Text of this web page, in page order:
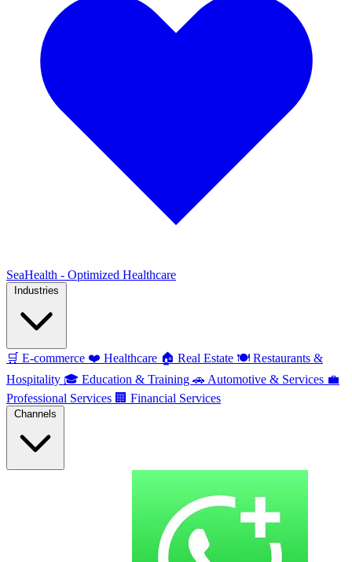
SeaHealth - Optimized Healthcare
🛒 E-commerce ❤️ Healthcare 🏠 Real Estate 🍽️ Restaurants &
Hospitality 🎓 Education & Training 🚗 Automotive & Services 💼
Professional Services 🏢 Financial Services